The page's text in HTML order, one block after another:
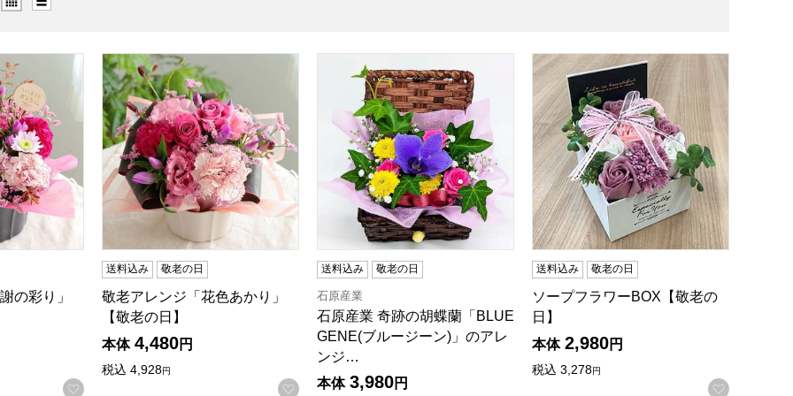
の彩り」【敬老の日】
の彩り」
お気に入りに登録する
敬老アレンジ「花色あかり」【敬老の日】
送料込み 敬老の日
敬老アレンジ「花色あかり」
【敬老の日】
本体 4,480円
税込 4,928円
お気に入りに登録する
石原産業 奇跡の胡蝶蘭「BLUE GENE(ブルージーン)」のアレンジメント
送料込み 敬老の日
石原産業
石原産業 奇跡の胡蝶蘭「BLUE
GENE(ブルージーン)」のアレ
ンジ…
本体 3,980円
ソープフラワーBOX【敬老の日】
送料込み 敬老の日
ソープフラワーBOX【敬老の
日】
本体 2,980円
税込 3,278円
お気に入
したい金額を入力してください。